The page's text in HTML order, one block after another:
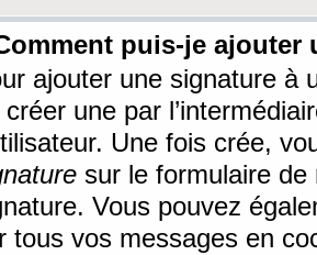
puis-je ajouter
ajouter une signature à
créer une par
Une fois crée,
sur le formulaire de
Vous pouvez
tous vos messages en